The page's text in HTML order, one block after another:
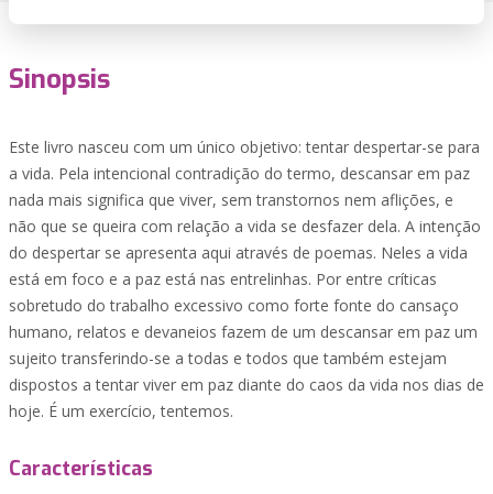
Sinopsis
Este livro nasceu com um único objetivo: tentar despertar-se para
a vida. Pela intencional contradição do termo, descansar em paz
nada mais significa que viver, sem transtornos nem aflições, e
não que se queira com relação a vida se desfazer dela. A intenção
do despertar se apresenta aqui através de poemas. Neles a vida
está em foco e a paz está nas entrelinhas. Por entre críticas
sobretudo do trabalho excessivo como forte fonte do cansaço
humano, relatos e devaneios fazem de um descansar em paz um
sujeito transferindo-se a todas e todos que também estejam
dispostos a tentar viver em paz diante do caos da vida nos dias de
hoje. É um exercício, tentemos.
Características